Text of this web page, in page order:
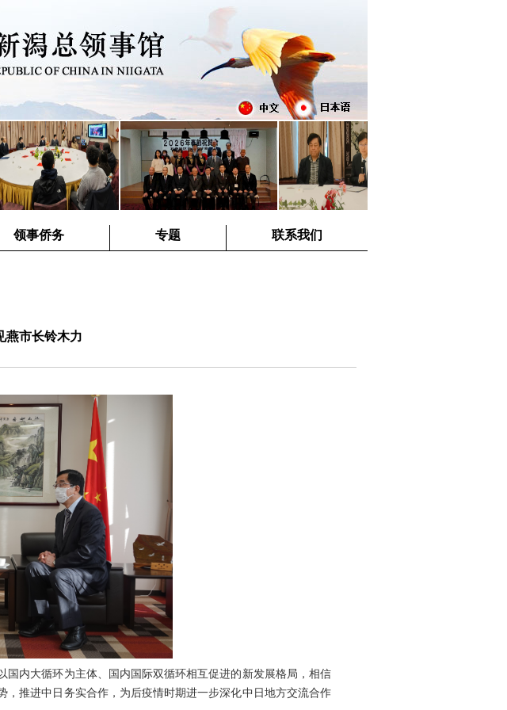
领事侨务 专题 联系我们
燕市长铃木力
内大循环为主体、国内国际双循环相互促进的新发展格局，相信
推进中日务实合作，为后疫情时期进一步深化中日地方交流合作